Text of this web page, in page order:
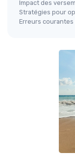
Impact des
Stratégies pour
Erreurs